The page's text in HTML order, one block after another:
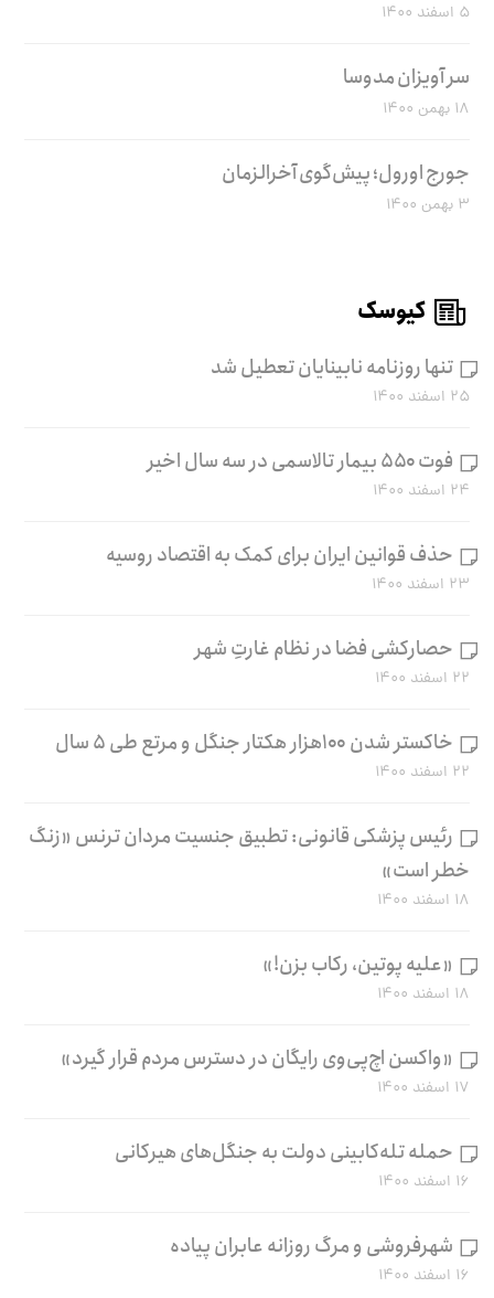
۵ اسفند ۱۴۰۰
سر آویزان مدوسا
۱۸ بهمن ۱۴۰۰
جورج اورول؛ پیش‌گوی آخرالزمان
۳ بهمن ۱۴۰۰
کیوسک
تنها روزنامه نابینایان تعطیل شد
۲۵ اسفند ۱۴۰۰
فوت ۵۵۰ بیمار تالاسمی در سه سال اخیر
۲۴ اسفند ۱۴۰۰
حذف قوانین ایران برای کمک به اقتصاد روسیه
۲۳ اسفند ۱۴۰۰
حصارکشی فضا در نظام غارتِ شهر
۲۲ اسفند ۱۴۰۰
خاکستر شدن ۱۰۰هزار هکتار جنگل و مرتع طی ۵ سال
۲۲ اسفند ۱۴۰۰
رئیس پزشکی قانونی: تطبیق جنسیت مردان ترنس «زنگ
خطر است»
۱۸ اسفند ۱۴۰۰
«علیه پوتین، رکاب بزن!»
۱۸ اسفند ۱۴۰۰
«واکسن اچ‌پی‌وی رایگان در دسترس مردم قرار گیرد»
۱۷ اسفند ۱۴۰۰
حمله تله‌کابینی دولت به جنگل‌های هیرکانی
۱۶ اسفند ۱۴۰۰
شهرفروشی و مرگ روزانه عابران پیاده
۱۶ اسفند ۱۴۰۰